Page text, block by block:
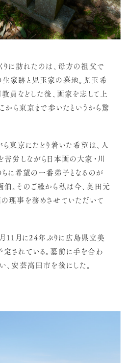
りに訪れたのは、母方の祖父で
家跡と児玉家の墓地。児玉希
員などした後、画家を志して上
から東京まで歩いたというから驚
東京にたどり着いた希望は、人
苦労しながら日本画の大家・川
に希望の一番弟子となるのが
。そのご縁から私は今、奥田元
理事を務めさせていただいて
11月に24年ぶりに広島県立美
されている。墓前に手を合わ
安芸高田市を後にした。